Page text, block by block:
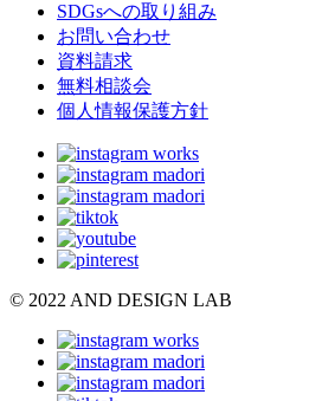
SDGsへの取り組み
お問い合わせ
資料請求
無料相談会
個人情報保護方針
© 2022 AND DESIGN LAB